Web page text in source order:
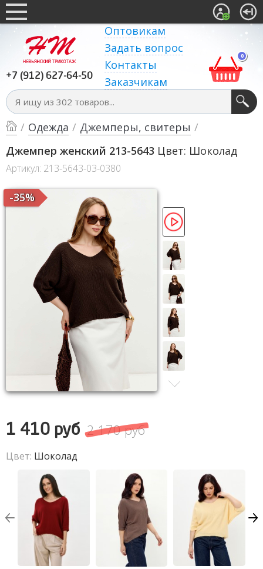
+7 (912) 627-64-50
Оптовикам
Задать вопрос
Контакты
Заказчикам
0
/ Одежда / Джемперы, свитеры /
Джемпер женский 213-5643 Цвет: Шоколад
Артикул: 213-5643-03-0380
-35%
1 410 руб 2 170 руб
Цвет: Шоколад